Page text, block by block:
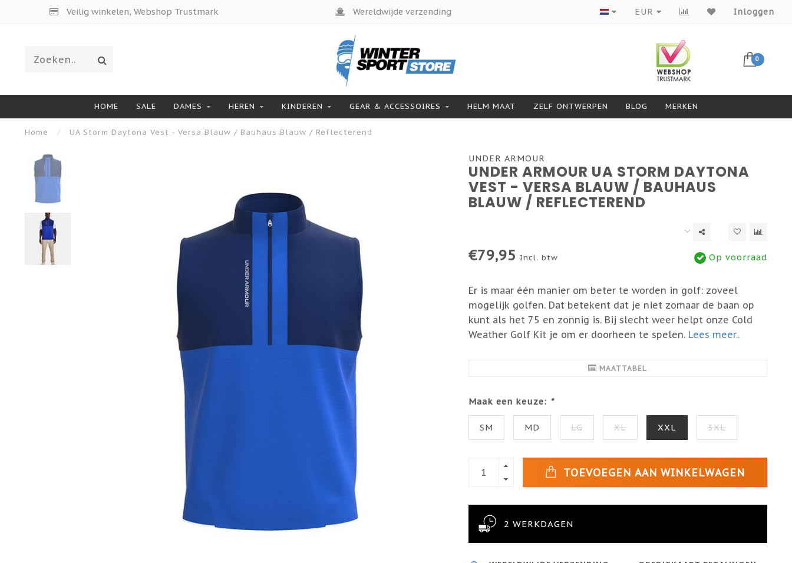
Veilig winkelen, Webshop Trustmark Wereldwijde verzending Producten van topmerken
EUR Inloggen
0
HOME SALE DAMES HEREN KINDEREN GEAR & ACCESSOIRES HELM MAAT ZELF ONTWERPEN BLOG MERKEN
Home / UA Storm Daytona Vest - Versa Blauw / Bauhaus Blauw / Reflecterend
UNDER ARMOUR
UNDER ARMOUR UA STORM DAYTONA
VEST - VERSA BLAUW / BAUHAUS
BLAUW / REFLECTEREND
€79,95 Incl. btw Op voorraad
Er is maar één manier om beter te worden in golf: zoveel
mogelijk golfen. Dat betekent dat je niet zomaar de baan op
kunt als het 75 en zonnig is. Bij slecht weer helpt onze Cold
Weather Golf Kit je om er doorheen te spelen. Lees meer..
MAATTABEL
Maak een keuze: *
SM MD LG XL XXL 3XL
TOEVOEGEN AAN WINKELWAGEN
2 WERKDAGEN